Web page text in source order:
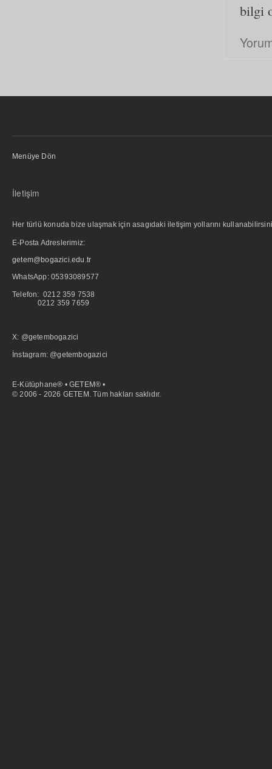
bilgi
Menüye Dön
İletişim
Her türlü konuda bize ulaşmak için asagıdaki iletişim yollarını
E-Posta Adreslerimiz:
getem@bogazici.edu.tr
WhatsApp: 05393089577
Telefon: 0212 359 7538
0212 359 7659
X: @getembogazici
İnstagram: @getembogazici
E-Kütüphane® • GETEM® •
© 2006 - 2026 GETEM. Tüm hakları saklıdır.